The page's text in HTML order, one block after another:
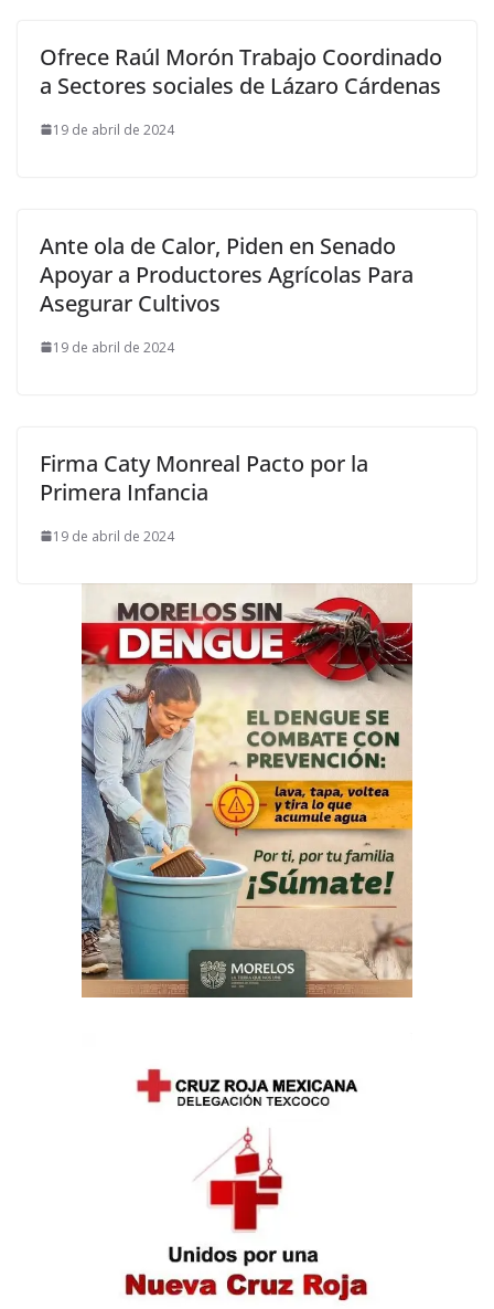
Ofrece Raúl Morón Trabajo Coordinado
a Sectores sociales de Lázaro Cárdenas
19 de abril de 2024
Ante ola de Calor, Piden en Senado
Apoyar a Productores Agrícolas Para
Asegurar Cultivos
19 de abril de 2024
Firma Caty Monreal Pacto por la
Primera Infancia
19 de abril de 2024